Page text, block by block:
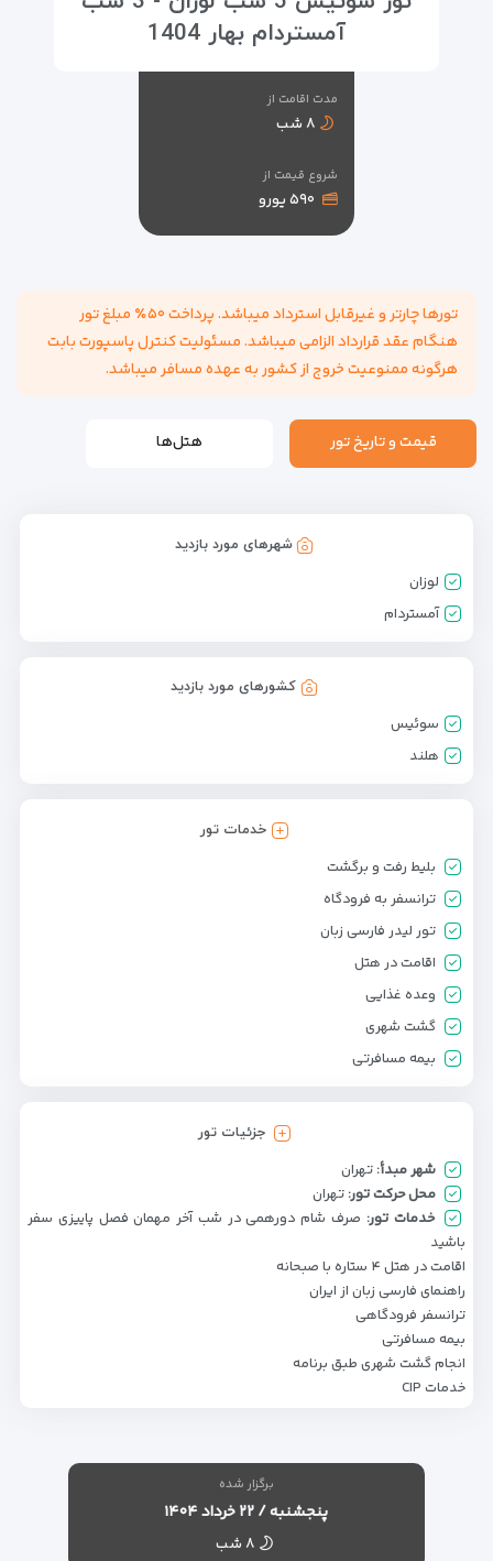
آمستردام بهار 1404
مدت اقامت از
۸ شب
شروع قیمت از
۵۹۰ یورو
تورها چارتر و غیرقابل استرداد میباشد. پرداخت ۵۰٪ مبلغ تور
هنگام عقد قرارداد الزامی میباشد. مسئولیت کنترل پاسپورت بابت
هرگونه ممنوعیت خروج از کشور به عهده مسافر میباشد.
قیمت و تاریخ تور هتل‌ها
شهرهای مورد بازدید
لوزان
آمستردام
کشورهای مورد بازدید
سوئیس
هلند
خدمات تور
بلیط رفت و برگشت
ترانسفر به فرودگاه
تور لیدر فارسی زبان
اقامت در هتل
وعده غذایی
گشت شهری
بیمه مسافرتی
جزئیات تور
شهر مبدأ: تهران
محل حرکت تور: تهران
خدمات تور: صرف شام دورهمی در شب آخر مهمان فصل پاییزی سفر
باشید
اقامت در هتل ۴ ستاره با صبحانه
راهنمای فارسی زبان از ایران
ترانسفر فرودگاهی
بیمه مسافرتی
انجام گشت شهری طبق برنامه
خدمات CIP
برگزار شده
پنجشنبه / ۲۲ خرداد ۱۴۰۴
۸ شب